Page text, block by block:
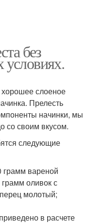
без
слоеное
Прелесть
начинки, мы
со своим вкусом.
следующие
грамм вареной
оливок с
молотый;
в расчете